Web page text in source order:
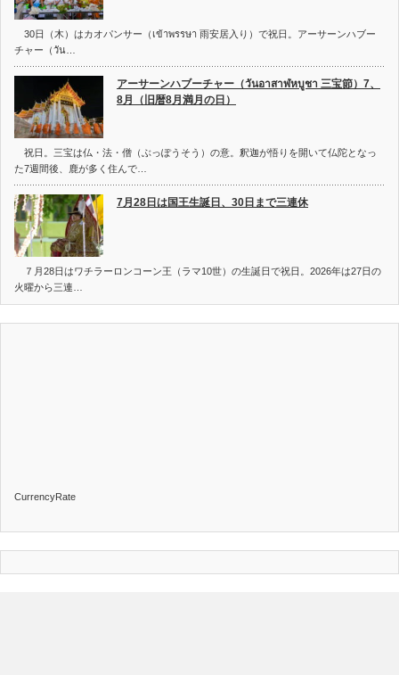
30日（木）はカオパンサー（เข้าพรรษา 雨安居入り）で祝日。アーサーンハブー
チャー（วัน…
アーサーンハブーチャー（วันอาสาฬหบูชา 三宝節）7、
8月（旧暦8月満月の日）
祝日。三宝は仏・法・僧（ぶっぽうそう）の意。釈迦が悟りを開いて仏陀となっ
た7週間後、鹿が多く住んで…
7月28日は国王生誕日、30日まで三連休
７月28日はワチラーロンコーン王（ラマ10世）の生誕日で祝日。2026年は27日の
火曜から三連…
CurrencyRate